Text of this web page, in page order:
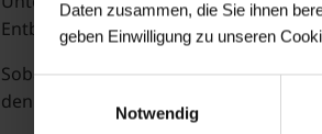
Daten zusammen, die Sie ihnen
geben Einwilligung zu unseren
Notwendig
Entbindungstermin.
Sobald uns die standesamtliche
den zweiten Teil des